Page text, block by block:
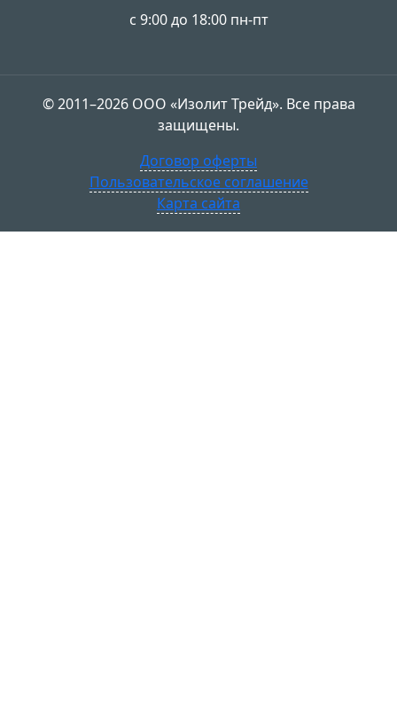
с 9:00 до 18:00 пн-пт
© 2011–2026 ООО «Изолит Трейд». Все права
защищены.
Договор оферты
Пользовательское соглашение
Карта сайта